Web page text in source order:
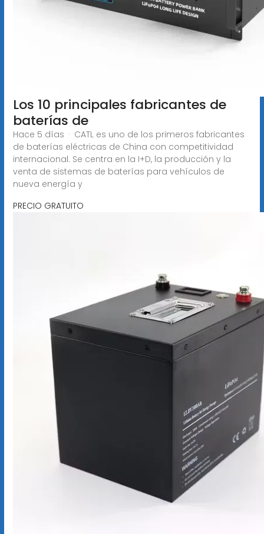
Los 10 principales fabricantes de
baterías de
Hace 5 días · CATL es uno de los primeros fabricantes
de baterías eléctricas de China con competitividad
internacional. Se centra en la I+D, la producción y la
venta de sistemas de baterías para vehículos de
nueva energía y
PRECIO GRATUITO